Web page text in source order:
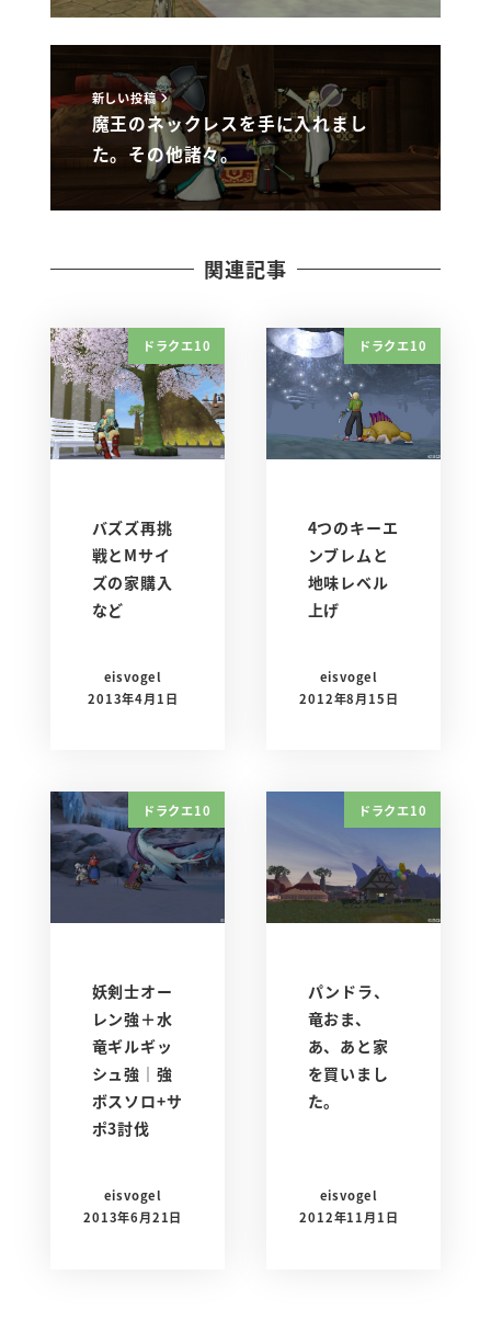
新しい投稿
魔王のネックレスを手に入れまし
た。その他諸々。
関連記事
ドラクエ10
バズズ再挑
戦とMサイ
ズの家購入
など
eisvogel
2013年4月1日
ドラクエ10
4つのキーエ
ンブレムと
地味レベル
上げ
eisvogel
2012年8月15日
ドラクエ10
妖剣士オー
レン強＋水
竜ギルギッ
シュ強｜強
ボスソロ+サ
ポ3討伐
eisvogel
2013年6月21日
ドラクエ10
パンドラ、
竜おま、
あ、あと家
を買いまし
た。
eisvogel
2012年11月1日